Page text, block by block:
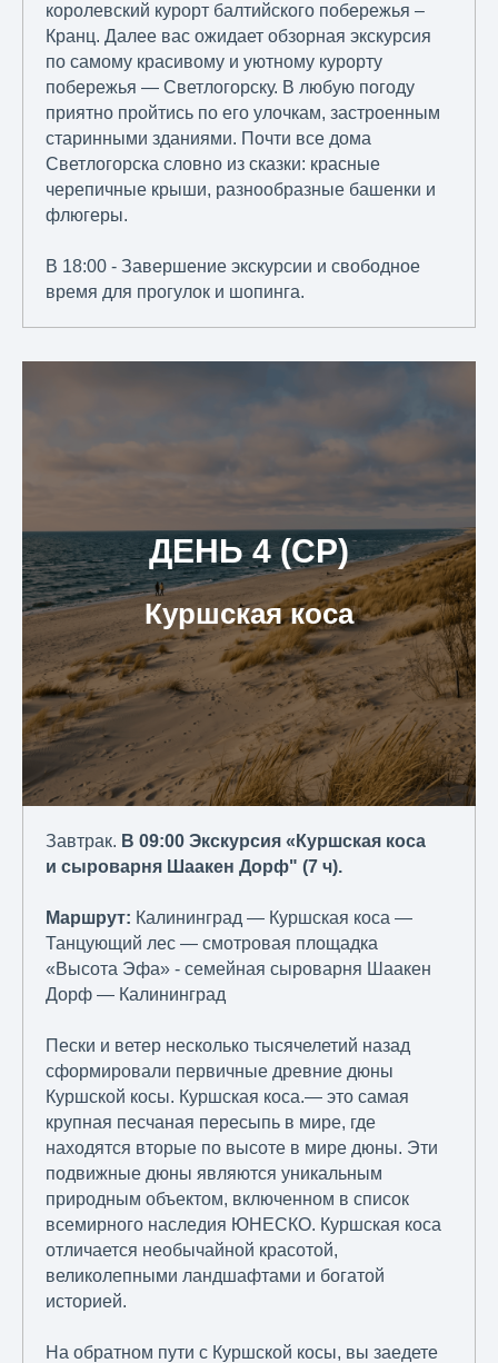
королевский курорт балтийского побережья –
Кранц. Далее вас ожидает обзорная экскурсия
по самому красивому и уютному курорту
побережья — Светлогорску. В любую погоду
приятно пройтись по его улочкам, застроенным
старинными зданиями. Почти все дома
Светлогорска словно из сказки: красные
черепичные крыши, разнообразные башенки и
флюгеры.
В 18:00 - Завершение экскурсии и свободное
время для прогулок и шопинга.
ДЕНЬ 4 (СР)
Куршская коса
Завтрак. В 09:00 Экскурсия «Куршская коса
и сыроварня Шаакен Дорф" (7 ч).
Маршрут: Калининград — Куршская коса —
Танцующий лес — смотровая площадка
«Высота Эфа» - семейная сыроварня Шаакен
Дорф — Калининград
Пески и ветер несколько тысячелетий назад
сформировали первичные древние дюны
Куршской косы. Куршская коса.— это самая
крупная песчаная пересыпь в мире, где
находятся вторые по высоте в мире дюны. Эти
подвижные дюны являются уникальным
природным объектом, включенном в список
всемирного наследия ЮНЕСКО. Куршская коса
отличается необычайной красотой,
великолепными ландшафтами и богатой
историей.
На обратном пути с Куршской косы, вы заедете